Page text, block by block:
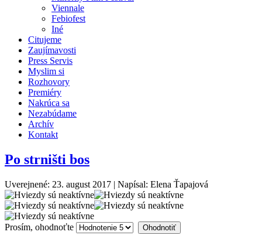
Viennale
Febiofest
Iné
Citujeme
Zaujímavosti
Press Servis
Myslim si
Rozhovory
Premiéry
Nakrúca sa
Nezabúdame
Archív
Kontakt
Po strništi bos
Uverejnené: 23. august 2017 | Napísal: Elena Ťapajová
Prosím, ohodnoťte